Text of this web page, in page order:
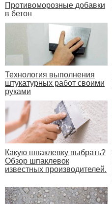
Противоморозные добавки
в бетон
Технология выполнения
штукатурных работ своими
руками
Какую шпаклевку выбрать?
Обзор шпаклевок
известных производителей.